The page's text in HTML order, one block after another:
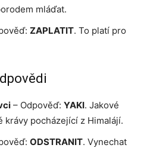
mláďat.
ZAPLATIT. To platí pro
– Odpověď: YAKI. Jakové
krávy pocházející z Himalájí.
ODSTRANIT. Vynechat